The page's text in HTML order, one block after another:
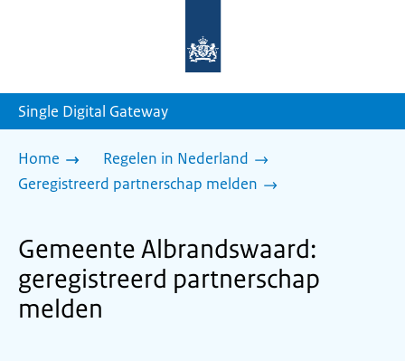
homepage
Single Digital Gateway
Home
Regelen in Nederland
Geregistreerd partnerschap melden
Gemeente Albrandswaard:
geregistreerd partnerschap
melden